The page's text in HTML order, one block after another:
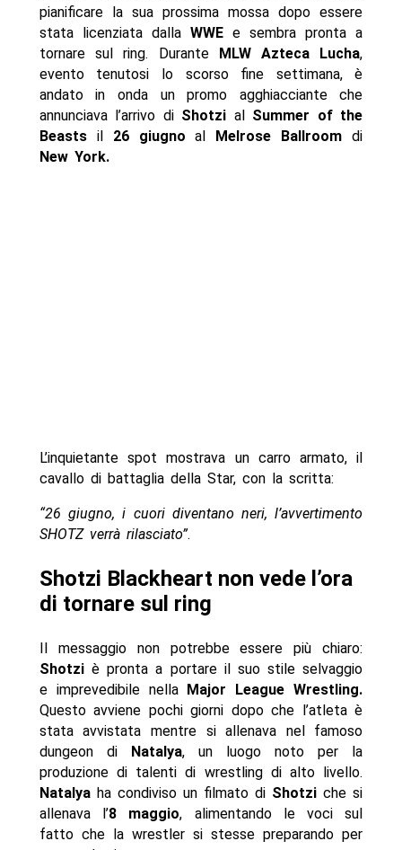
pianificare la sua prossima mossa dopo essere
stata licenziata dalla WWEe sembra pronta a
tornare sul ring. DuranteMLW Azteca Lucha,
evento tenutosi lo scorso fine settimana, è
andato in onda un promo agghiacciante che
annunciava l’arrivo di Shotzi al Summer of the
Beastsil 26 giugno al Melrose Ballroom di
New York.
L’inquietante spot mostrava un carro armato, il
cavallo di battaglia della Star, con la scritta:
“26 giugno, i cuori diventano neri, l’avvertimento
SHOTZ verrà rilasciato”.
Shotzi Blackheart non vede l’ora
di tornare sul ring
Il messaggio non potrebbe essere più chiaro:
Shotziè pronta a portare il suo stile selvaggio
e imprevedibile nella
Major League Wrestling.
Questo avviene pochi giorni dopo che l’atleta è
stata avvistata mentre si allenava nel famoso
dungeon di
Natalya, un luogo noto per la
produzione di talenti di wrestling di alto livello.
Natalyaha condiviso un filmato di Shotzi che si
allenava l’8 maggio, alimentando le voci sul
fatto che la wrestler si stesse preparando per